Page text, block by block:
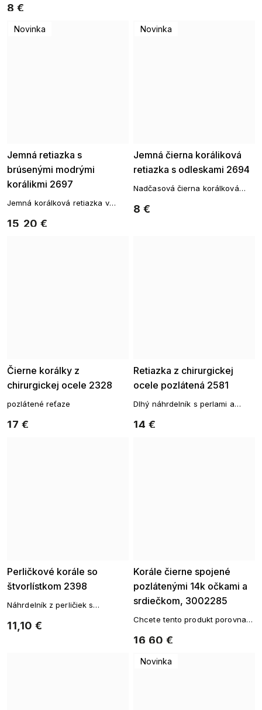
8 €
Novinka
Jemná retiazka s
brúsenými modrými
korálikmi 2697
15,20 €
Jemná korálková retiazka v
Novinka
Jemná čierna koráliková
retiazka s odleskami 2694
8 €
Nadčasová čierna korálková
Čierne korálky z
chirurgickej ocele 2328
17 €
pozlátené reťaze
Retiazka z chirurgickej
ocele pozlátená 2581
14 €
Dlhý náhrdelník s perlami a
Perličkové korále so
štvorlístkom 2398
11,10 €
Náhrdelník z perličiek s
Korále čierne spojené
pozlátenými 14k očkami a
srdiečkom, 3002285
16,60 €
Chcete tento produkt porovnať
Pozlátené reťazepozlátené
Novinka